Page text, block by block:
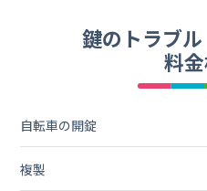
鍵のトラブ
料
自転車の開錠
複製